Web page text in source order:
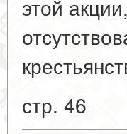
этой
стр. 46